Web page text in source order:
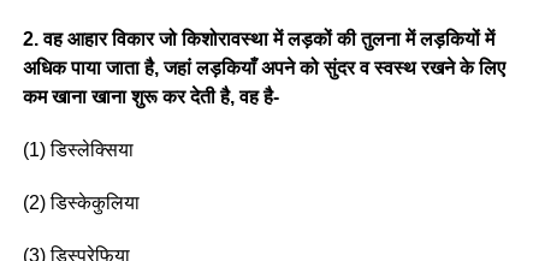
2. वह आहार विकार जो किशोरावस्था में लड़कों की तुलना में लड़कियों में
अधिक पाया जाता है, जहां लड़कियाँ अपने को सुंदर व स्वस्थ रखने के लिए
कम खाना खाना शुरू कर देती है, वह है-
(1) डिस्लेक्सिया
(2) डिस्केकुलिया
(3) डिस्प्रेफिया